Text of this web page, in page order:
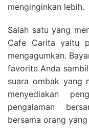
menginginkan lebih.
Salah satu yang
Cafe Carita yaitu
mengagumkan.
favorite Anda
suara ombak yang
menyediakan
pengalaman
bersama orang